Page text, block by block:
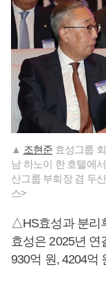
▲ 조현준 효성그룹
남 하노이 한 호텔에
산그룹 부회장 겸 두
스>
△HS효성과 분리
효성은 2025년 연
930억 원, 4204억